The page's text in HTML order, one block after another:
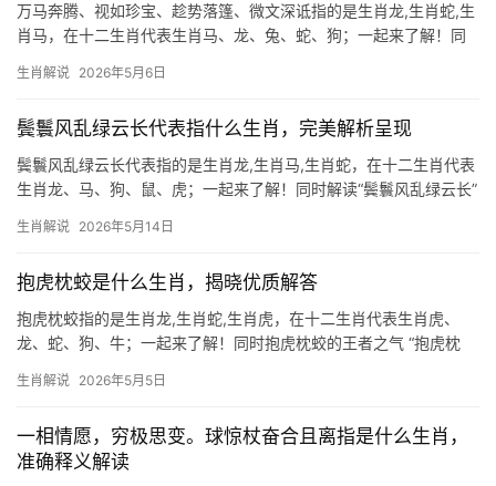
万马奔腾、视如珍宝、趁势落篷、微文深诋指的是生肖龙,生肖蛇,生
肖马，在十二生肖代表生肖马、龙、兔、蛇、狗；一起来了解！同
波，后半生渐入佳境，2024甲辰年对属马者极为特殊，尤其是29岁
生肖解说 2026年5月6日
鬓鬟风乱绿云长代表指什么生肖，完美解析呈现
鬓鬟风乱绿云长代表指的是生肖龙,生肖马,生肖蛇，在十二生肖代表
生肖龙、马、狗、鼠、虎；一起来了解！同时解读“鬓鬟风乱绿云长”
动的美感，在生肖文化中，它暗指毛发丰盈、姿态优雅的动物，结
生肖解说 2026年5月14日
抱虎枕蛟是什么生肖，揭晓优质解答
抱虎枕蛟指的是生肖龙,生肖蛇,生肖虎，在十二生肖代表生肖虎、
龙、蛇、狗、牛；一起来了解！同时抱虎枕蛟的王者之气 “抱虎枕
生肖虎最能契合这一意象。生肖虎对应地支“寅”，五行属木，象征着
生肖解说 2026年5月5日
一相情愿，穷极思变。球惊杖奋合且离指是什么生肖，
准确释义解读